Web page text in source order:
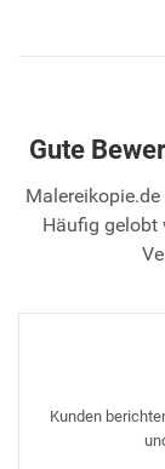
Gute
Häufig gelobt
Kunden